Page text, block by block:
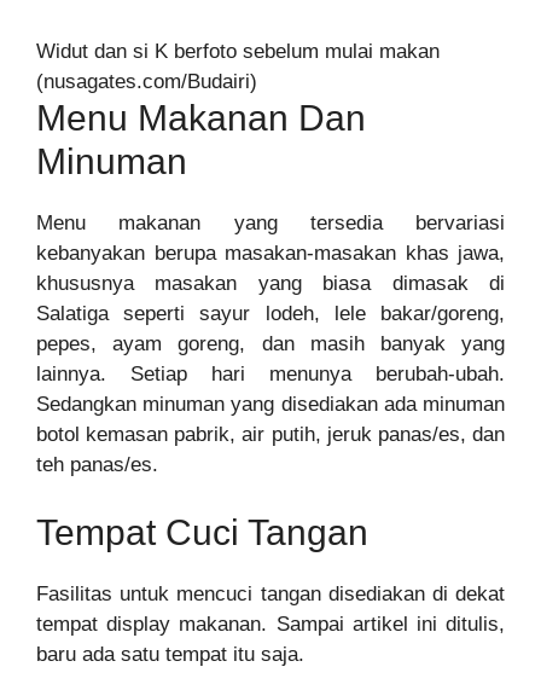
Widut dan si K berfoto sebelum mulai makan
(nusagates.com/Budairi)
Menu Makanan Dan
Minuman
Menu makanan yang tersedia bervariasi
kebanyakan berupa masakan-masakan khas jawa,
khususnya masakan yang biasa dimasak di
Salatiga seperti sayur lodeh, lele bakar/goreng,
pepes, ayam goreng, dan masih banyak yang
lainnya. Setiap hari menunya berubah-ubah.
Sedangkan minuman yang disediakan ada minuman
botol kemasan pabrik, air putih, jeruk panas/es, dan
teh panas/es.
Tempat Cuci Tangan
Fasilitas untuk mencuci tangan disediakan di dekat
tempat display makanan. Sampai artikel ini ditulis,
baru ada satu tempat itu saja.